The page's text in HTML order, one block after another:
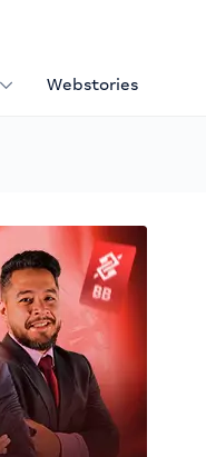
Webstories